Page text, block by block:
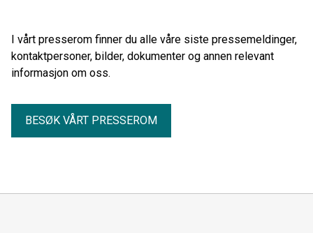
I vårt presserom finner du alle våre siste pressemeldinger,
kontaktpersoner, bilder, dokumenter og annen relevant
informasjon om oss.
BESØK VÅRT PRESSEROM